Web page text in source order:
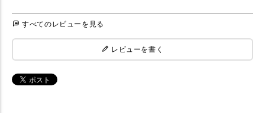
すべてのレビューを見る
レビューを書く